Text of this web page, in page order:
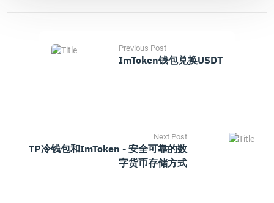
Previous Post
ImToken钱包兑换USDT
Next Post
TP冷钱包和imToken - 安全可靠的数
字货币存储方式